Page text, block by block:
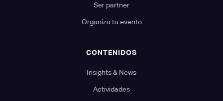
Ser partner
Organiza tu evento
CONTENIDOS
Insights & News
Actividades